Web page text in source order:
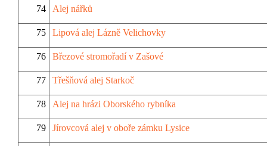
74 Alej nářků
75 Lipová alej Lázně Velichovky
76 Březové stromořadí v Zašové
77 Třešňová alej Starkoč
78 Alej na hrázi Oborského rybníka
79 Jírovcová alej v oboře zámku Lysice